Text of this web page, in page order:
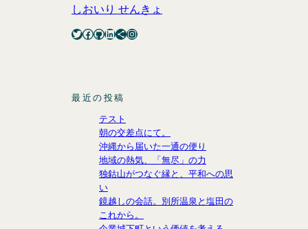
しおいり せんきょ
Twitter Facebook GitHub LinkedIn Share Icon Instagram
最近の投稿
テスト
朝の交差点にて。
沖縄から届いた一通の便り
地域の熱気、「無尽」の力
独鈷山がつなぐ縁と、平和への思
い
鏡越しの会話。別所温泉と塩田の
これから。